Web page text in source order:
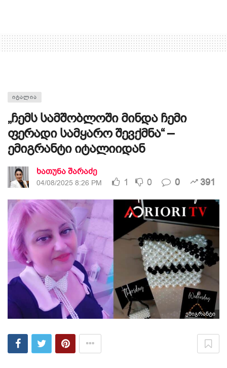
ᲘᲢᲐᲚᲘᲐ
„ჩემს სამშობლოში მინდა ჩემი
ფერადი სამყარო შევქმნა“ –
ემიგრანტი იტალიიდან
ხათუნა შარაძე
04/08/2025 8:26 PM 1 0 0 391
ემიგრანტი